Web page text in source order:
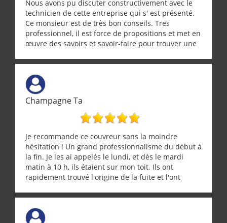
Nous avons pu discuter constructivement avec le
technicien de cette entreprise qui s' est présenté.
Ce monsieur est de très bon conseils. Tres
professionnel, il est force de propositions et met en
œuvre des savoirs et savoir-faire pour trouver une
demande de l écoute et de la considération, ce qui
ne se trouve que chez les pationnés de leur métier.
Merci a ce monsieur pour sa disponibilité
Champagne Ta
Je recommande ce couvreur sans la moindre
hésitation ! Un grand professionnalisme du début à
la fin. Je les ai appelés le lundi, et dès le mardi
matin à 10 h, ils étaient sur mon toit. Ils ont
rapidement trouvé l'origine de la fuite et l'ont
Une équipe sérieuse, réactive et compétente. C'est
vraiment rassurant de pouvoir compter sur des
artisans aussi professionnels. Merci encore !